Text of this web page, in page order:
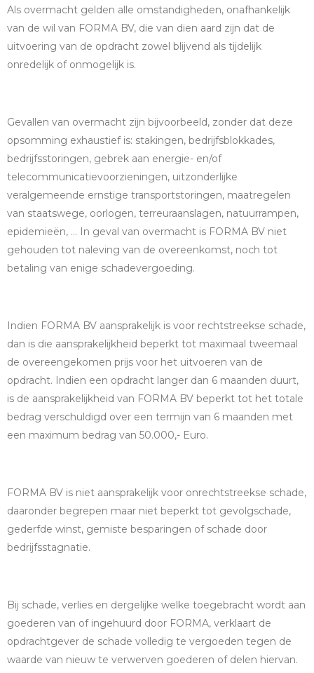
Als overmacht gelden alle omstandigheden, onafhankelijk
van de wil van FORMA BV, die van dien aard zijn dat de
uitvoering van de opdracht zowel blijvend als tijdelijk
onredelijk of onmogelijk is.
Gevallen van overmacht zijn bijvoorbeeld, zonder dat deze
opsomming exhaustief is: stakingen, bedrijfsblokkades,
bedrijfsstoringen, gebrek aan energie- en/of
telecommunicatievoorzieningen, uitzonderlijke
veralgemeende ernstige transportstoringen, maatregelen
van staatswege, oorlogen, terreuraanslagen, natuurrampen,
epidemieën, … In geval van overmacht is FORMA BV niet
gehouden tot naleving van de overeenkomst, noch tot
betaling van enige schadevergoeding.
Indien FORMA BV aansprakelijk is voor rechtstreekse schade,
dan is die aansprakelijkheid beperkt tot maximaal tweemaal
de overeengekomen prijs voor het uitvoeren van de
opdracht. Indien een opdracht langer dan 6 maanden duurt,
is de aansprakelijkheid van FORMA BV beperkt tot het totale
bedrag verschuldigd over een termijn van 6 maanden met
een maximum bedrag van 50.000,- Euro.
FORMA BV is niet aansprakelijk voor onrechtstreekse schade,
daaronder begrepen maar niet beperkt tot gevolgschade,
gederfde winst, gemiste besparingen of schade door
bedrijfsstagnatie.
Bij schade, verlies en dergelijke welke toegebracht wordt aan
goederen van of ingehuurd door FORMA, verklaart de
opdrachtgever de schade volledig te vergoeden tegen de
waarde van nieuw te verwerven goederen of delen hiervan.